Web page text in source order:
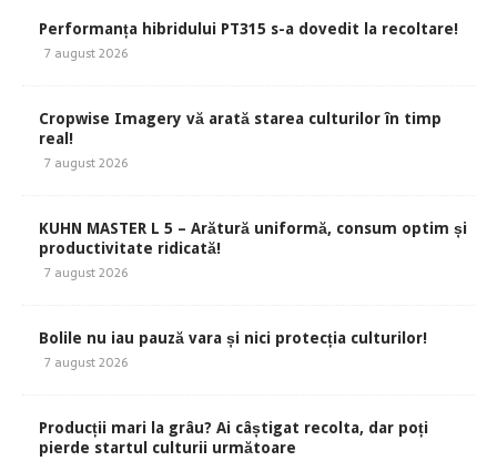
Performanța hibridului PT315 s-a dovedit la recoltare!
7 august 2026
Cropwise Imagery vă arată starea culturilor în timp
real!
7 august 2026
KUHN MASTER L 5 – Arătură uniformă, consum optim și
productivitate ridicată!
7 august 2026
Bolile nu iau pauză vara și nici protecția culturilor!
7 august 2026
Producții mari la grâu? Ai câștigat recolta, dar poți
pierde startul culturii următoare